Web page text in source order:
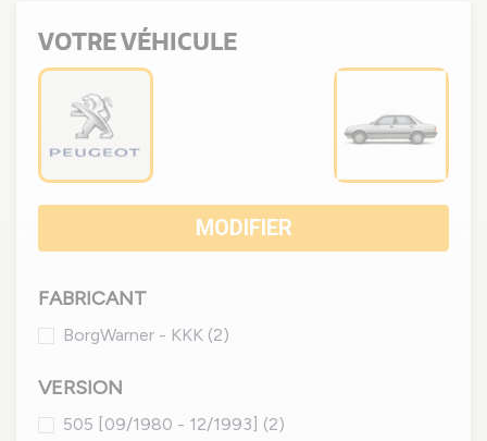
VOTRE VÉHICULE
MODIFIER
FABRICANT
BorgWarner - KKK (2)
VERSION
505 [09/1980 - 12/1993] (2)